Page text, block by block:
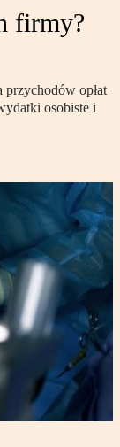
firmy?
przychodów opłat
osobiste i